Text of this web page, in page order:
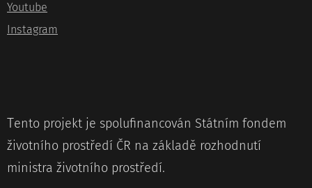
Youtube
Instagram
Tento projekt je spolufinancován Státním fondem
životního prostředí ČR na základě rozhodnutí
ministra životního prostředí.